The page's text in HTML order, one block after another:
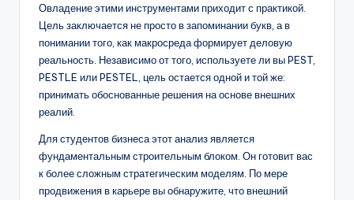
Овладение этими инструментами приходит с практикой.
Цель заключается не просто в запоминании букв, а в
понимании того, как макросреда формирует деловую
реальность. Независимо от того, используете ли вы PEST,
PESTLE или PESTEL, цель остается одной и той же:
принимать обоснованные решения на основе внешних
реалий.
Для студентов бизнеса этот анализ является
фундаментальным строительным блоком. Он готовит вас
к более сложным стратегическим моделям. По мере
продвижения в карьере вы обнаружите, что внешний